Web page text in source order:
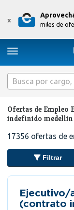
x
miles de
Toggle
Ofertas de Empleo
indefinido medellin
17356 ofertas de
Filtrar
Ejecutivo/
(contrato